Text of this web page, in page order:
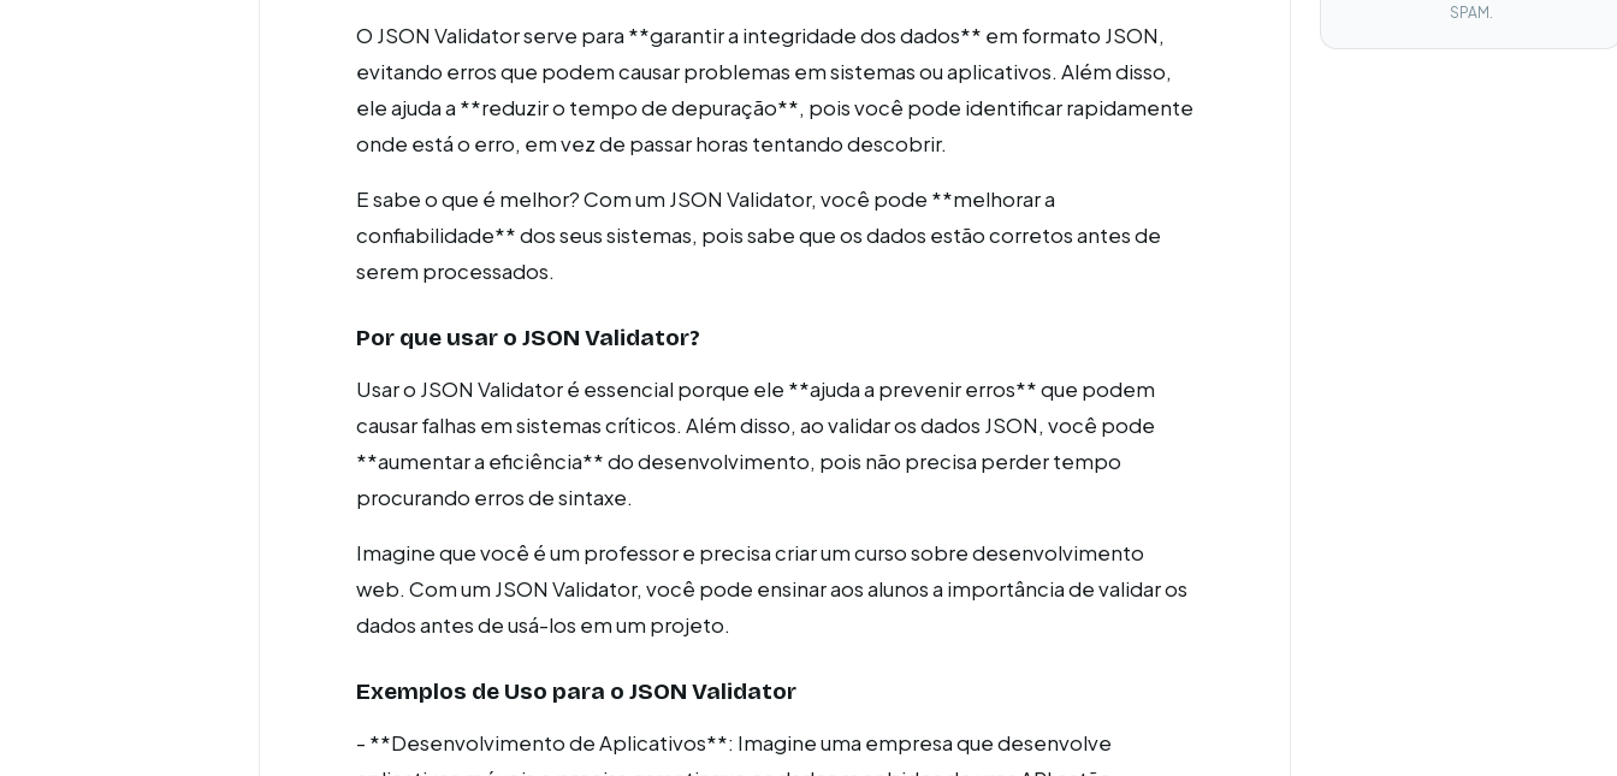
O JSON Validator serve para **garantir a integridade dos dados** em formato JSON,
evitando erros que podem causar problemas em sistemas ou aplicativos. Além disso,
ele ajuda a **reduzir o tempo de depuração**, pois você pode identificar rapidamente
onde está o erro, em vez de passar horas tentando descobrir.
E sabe o que é melhor? Com um JSON Validator, você pode **melhorar a
confiabilidade** dos seus sistemas, pois sabe que os dados estão corretos antes de
serem processados.
Por que usar o JSON Validator?
Usar o JSON Validator é essencial porque ele **ajuda a prevenir erros** que podem
causar falhas em sistemas críticos. Além disso, ao validar os dados JSON, você pode
**aumentar a eficiência** do desenvolvimento, pois não precisa perder tempo
procurando erros de sintaxe.
Imagine que você é um professor e precisa criar um curso sobre desenvolvimento
web. Com um JSON Validator, você pode ensinar aos alunos a importância de validar os
dados antes de usá-los em um projeto.
Exemplos de Uso para o JSON Validator
- **Desenvolvimento de Aplicativos**: Imagine uma empresa que desenvolve
SPAM.